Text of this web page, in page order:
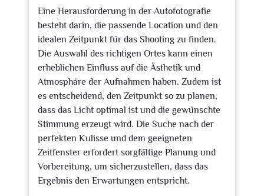
Eine Herausforderung in der Autofotografie
besteht darin, die passende Location und den
idealen Zeitpunkt für das Shooting zu finden.
Die Auswahl des richtigen Ortes kann einen
erheblichen Einfluss auf die Ästhetik und
Atmosphäre der Aufnahmen haben. Zudem ist
es entscheidend, den Zeitpunkt so zu planen,
dass das Licht optimal ist und die gewünschte
Stimmung erzeugt wird. Die Suche nach der
perfekten Kulisse und dem geeigneten
Zeitfenster erfordert sorgfältige Planung und
Vorbereitung, um sicherzustellen, dass das
Ergebnis den Erwartungen entspricht.